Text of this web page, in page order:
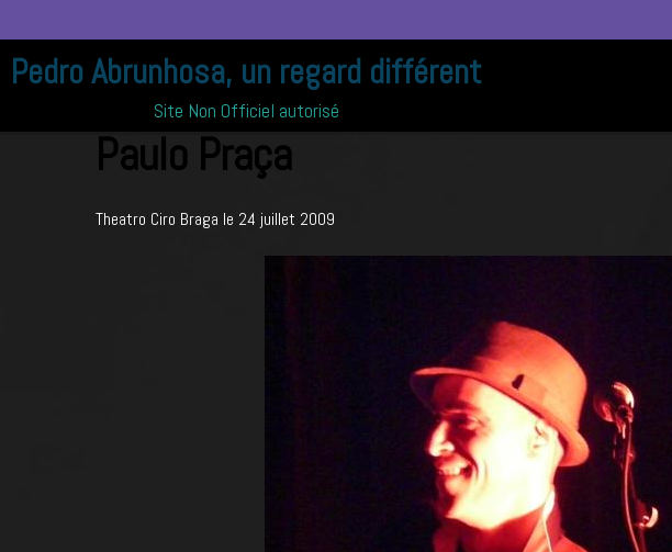
Pedro Abrunhosa, un regard différent
Site Non Officiel autorisé
Album photo Comité Caviar
Paulo Praça
Theatro Ciro Braga le 24 juillet 2009